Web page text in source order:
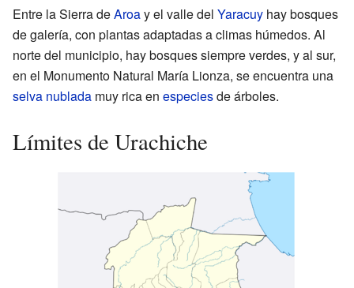
Entre la Sierra deAroay el valle del Yaracuy hay bosques
de galería, con plantas adaptadas a climas húmedos. Al
norte del municipio, hay bosques siempre verdes, y al sur,
en el Monumento Natural María Lionza, se encuentra una
selva nublada muy rica en especiesde árboles.
Límites de Urachiche